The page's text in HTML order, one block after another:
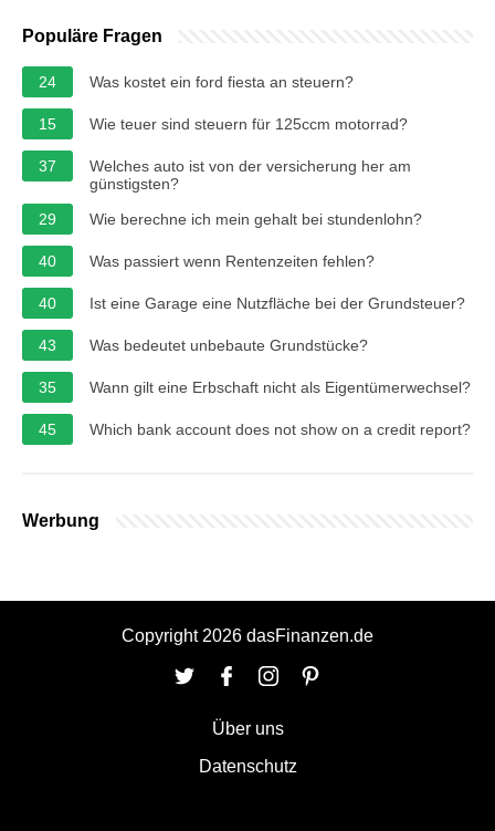
Populäre Fragen
24 Was kostet ein ford fiesta an steuern?
15 Wie teuer sind steuern für 125ccm motorrad?
37
Welches auto ist von der versicherung her am
günstigsten?
29
Wie berechne ich mein gehalt bei stundenlohn?
40 Was passiert wenn Rentenzeiten fehlen?
40 Ist eine Garage eine Nutzfläche bei der Grundsteuer?
43 Was bedeutet unbebaute Grundstücke?
35 Wann gilt eine Erbschaft nicht als Eigentümerwechsel?
45 Which bank account does not show on a credit report?
Werbung
Copyright 2026 dasFinanzen.de
Über uns
Datenschutz